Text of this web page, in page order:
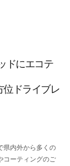
ドにエコテ
位ドライブレ
県内外から多くの
コーティングのご